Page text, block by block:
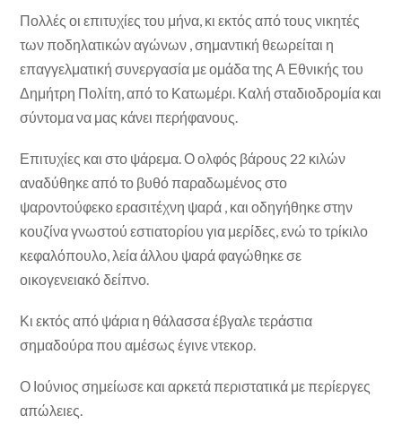
Πολλές οι επιτυχίες του μήνα, κι εκτός από τους νικητές
των ποδηλατικών αγώνων , σημαντική θεωρείται η
επαγγελματική συνεργασία με ομάδα της Α Εθνικής του
Δημήτρη Πολίτη, από το Κατωμέρι. Καλή σταδιοδρομία και
σύντομα να μας κάνει περήφανους.
Επιτυχίες και στο ψάρεμα. Ο ολφός βάρους 22 κιλών
αναδύθηκε από το βυθό παραδωμένος στο
ψαροντούφεκο ερασιτέχνη ψαρά , και οδηγήθηκε στην
κουζίνα γνωστού εστιατορίου για μερίδες, ενώ το τρίκιλο
κεφαλόπουλο, λεία άλλου ψαρά φαγώθηκε σε
οικογενειακό δείπνο.
Κι εκτός από ψάρια η θάλασσα έβγαλε τεράστια
σημαδούρα που αμέσως έγινε ντεκορ.
Ο Ιούνιος σημείωσε και αρκετά περιστατικά με περίεργες
απώλειες.